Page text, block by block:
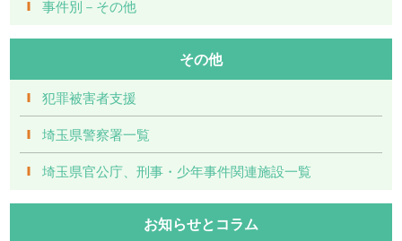
事件別－その他
その他
犯罪被害者支援
埼玉県警察署一覧
埼玉県官公庁、刑事・少年事件関連施設一覧
お知らせとコラム